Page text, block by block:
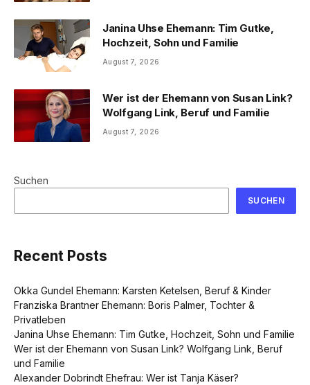
Janina Uhse Ehemann: Tim Gutke,
Hochzeit, Sohn und Familie
August 7, 2026
Wer ist der Ehemann von Susan Link?
Wolfgang Link, Beruf und Familie
August 7, 2026
Suchen
SUCHEN
Recent Posts
Okka Gundel Ehemann: Karsten Ketelsen, Beruf & Kinder
Franziska Brantner Ehemann: Boris Palmer, Tochter &
Privatleben
Janina Uhse Ehemann: Tim Gutke, Hochzeit, Sohn und Familie
Wer ist der Ehemann von Susan Link? Wolfgang Link, Beruf
und Familie
Alexander Dobrindt Ehefrau: Wer ist Tanja Käser?